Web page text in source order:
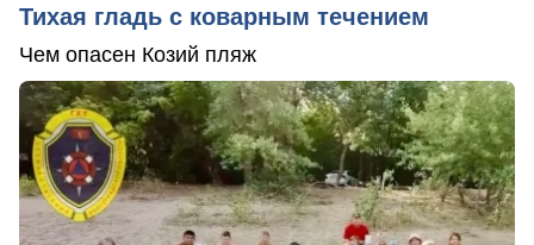
Тихая гладь с коварным течением
Чем опасен Козий пляж